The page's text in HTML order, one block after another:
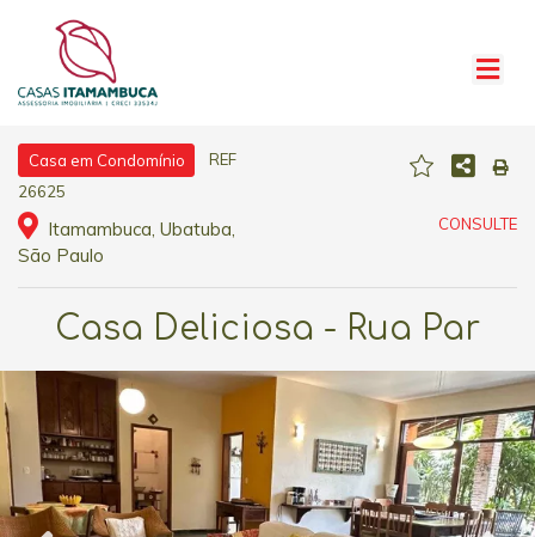
Casa em Condomínio
REF
26625
Itamambuca, Ubatuba,
São Paulo
CONSULTE
Casa Deliciosa - Rua Par